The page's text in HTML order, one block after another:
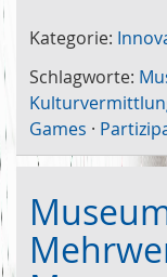
Kategorie:
Schlagworte:
Games ·